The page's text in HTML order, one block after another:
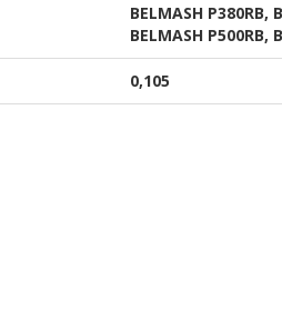
BELMASH P380RB,
BELMASH P500RB,
0,105